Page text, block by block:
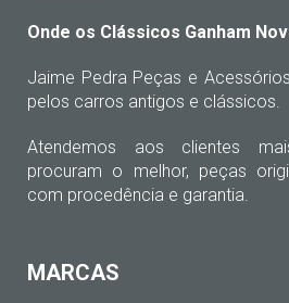
Onde os Clássicos Ganham
Jaime Pedra Peças e
pelos carros antigos e clássicos.
Atendemos aos clientes
procuram o melhor, peças
com procedência e garantia.
MARCAS